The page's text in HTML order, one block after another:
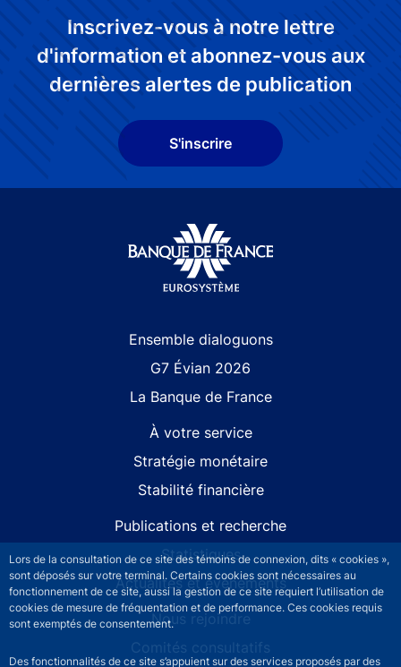
Lors de la consultation de ce site des témoins de connexion, dits « cookies »,
sont déposés sur votre terminal. Certains cookies sont nécessaires au
fonctionnement de ce site, aussi la gestion de ce site requiert l’utilisation de
cookies de mesure de fréquentation et de performance. Ces cookies requis
sont exemptés de consentement.
Des fonctionnalités de ce site s’appuient sur des services proposés par des
Inscrivez-vous à notre lettre
d'information et abonnez-vous aux
dernières alertes de publication
S'inscrire
Ensemble dialoguons
G7 Évian 2026
La Banque de France
À votre service
Stratégie monétaire
Stabilité financière
Publications et recherche
Statistiques
Actualités et événements
Nous rejoindre
Comités consultatifs